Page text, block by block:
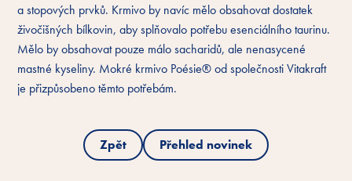
a stopových prvků. Krmivo by navíc mělo obsahovat dostatek
živočišných bílkovin, aby splňovalo potřebu esenciálního taurinu.
Mělo by obsahovat pouze málo sacharidů, ale nenasycené
mastné kyseliny. Mokré krmivo Poésie® od společnosti Vitakraft
je přizpůsobeno těmto potřebám.
Zpět Přehled novinek